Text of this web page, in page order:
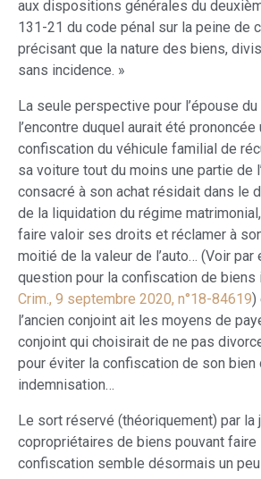
aux dispositions générales du
131-21 du code pénal sur la peine de
précisant que la nature des biens,
sans incidence. »
La seule perspective pour l’épouse
l’encontre duquel aurait été prononcée
confiscation du véhicule familial de
sa voiture tout du moins une partie de
consacré à son achat résidait dans le
de la liquidation du régime
faire valoir ses droits et réclamer à
moitié de la valeur de l’auto… (Voir
question pour la confiscation de biens
Crim., 9 septembre 2020, n°18-84619)
l’ancien conjoint ait les moyens de
conjoint qui choisirait de ne pas
pour éviter la confiscation de son bien
indemnisation…
Le sort réservé (théoriquement) par la
copropriétaires de biens pouvant faire
confiscation semble désormais un